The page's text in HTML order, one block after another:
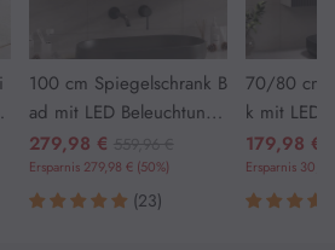
100 cm Spiegelschrank B
ad mit LED Beleuchtung
und Steckdose
279,98 €
Ersparnis 279,98 € (50%)
(23)
70/80 cm
k mit LED
nd
Weiß
179,98 €
Ersparnis